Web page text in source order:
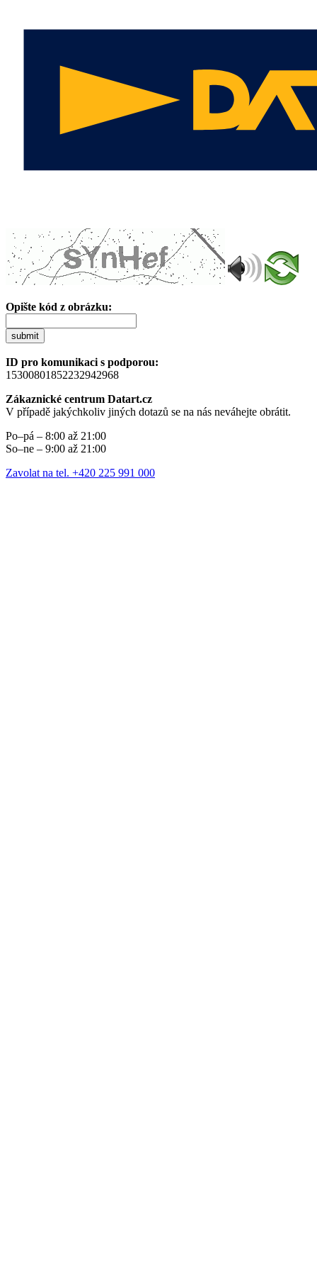
Opište kód z obrázku:
submit
ID pro komunikaci s podporou:
15300801852232942968
Zákaznické centrum Datart.cz
V případě jakýchkoliv jiných dotazů se na nás neváhejte obrátit.
Po–pá – 8:00 až 21:00
So–ne – 9:00 až 21:00
Zavolat na tel. +420 225 991 000